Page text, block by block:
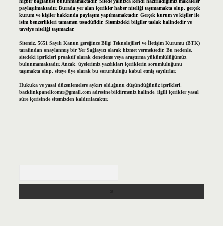
hiçbir bağlantısı bulunmamaktadır. Sitede yalnızca kendi hazırladığımız makaleler
paylaşılmaktadır. Burada yer alan içerikler haber niteliği taşımamakta olup, gerçek
kurum ve kişiler hakkında paylaşım yapılmamaktadır. Gerçek kurum ve kişiler ile
isim benzerlikleri tamamen tesadüfidir. Sitemizdeki bilgiler taslak halindedir ve
tavsiye niteliği taşımazlar.
Sitemiz, 5651 Sayılı Kanun gereğince Bilgi Teknolojileri ve İletişim Kurumu (BTK)
tarafından onaylanmış bir Yer Sağlayıcı olarak hizmet vermektedir. Bu nedenle,
sitedeki içerikleri proaktif olarak denetleme veya araştırma yükümlülüğümüz
bulunmamaktadır. Ancak, üyelerimiz yazdıkları içeriklerin sorumluluğunu
taşımakta olup, siteye üye olarak bu sorumluluğu kabul etmiş sayılırlar.
Hukuka ve yasal düzenlemelere aykırı olduğunu düşündüğünüz içerikleri,
backlinkpanelicomtr@gmail.comadresine bildirmeniz halinde, ilgili içerikler yasal
süre içerisinde sitemizden kaldırılacaktır.